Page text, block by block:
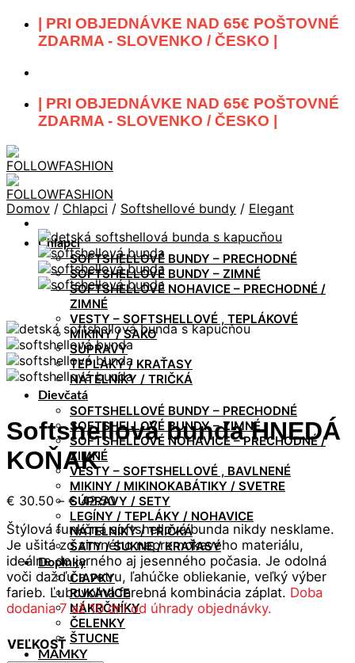
Skip
| PRI OBJEDNÁVKE NAD 65€ POŠTOVNÉ
ZDARMA - SLOVENKO / ČESKO |
| PRI OBJEDNÁVKE NAD 65€ POŠTOVNÉ
ZDARMA - SLOVENKO / ČESKO |
Chlapci
SOFTSHELLOVÉ BUNDY – PRECHODNÉ
SOFTSHELLOVÉ BUNDY – ZIMNÉ
SOFTSHELLOVÉ NOHAVICE – PRECHODNÉ /
ZIMNÉ
VESTY – SOFTSHELLOVÉ , TEPLÁKOVÉ
MIKINY / SAKO
SÚPRAVY
TEPLÁKY / KRAŤASY
NÁTELNÍKY / TRIČKÁ
Dievčatá
SOFTSHELLOVÉ BUNDY – PRECHODNÉ
SOFTSHELLOVÉ BUNDY – ZIMNÉ
SOFTSHELLOVÉ NOHAVICE – PRECHODNÉ /
ZIMNÉ
VESTY – SOFTSHELLOVÉ , BAVLNENÉ
MIKINY / MIKINOKABÁTIKY / SVETRE
SÚPRAVY / SETY
LEGÍNY / TEPLÁKY / NOHAVICE
NÁTELNÍKY / TRIČKÁ
ŠATY / SUKNE / KRAŤASY
Doplnky
ČIAPKY
RUKAVICE
NÁKRČNÍKY
ČELENKY
ŠTUCNE
MAMKY
Domov / Chlapci / Softshellové bundy / Elegant
Softshellová bunda HNEDÁ
KOŇAK
€ 30.50 – €42.50Price
range:
€ 30.50
through
€ 42.50
Štýlová funkčná softshellová bunda nikdy nesklame.
Je ušitá zo zimného nepremokavého materiálu,
ideálne do jarného aj jesenného počasia. Je odolná
voči dažďu a vetru, ľahúčke obliekanie, veľký výber
farieb. Ľubovoľná farebná kombinácia záplat. Doba
dodania 7 až 10 dní od úhrady objednávky.
VEĽKOSŤ